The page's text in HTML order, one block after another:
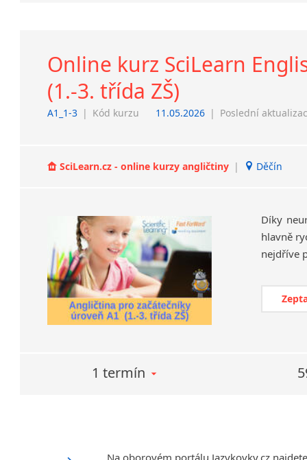
Online kurz SciLearn
(1.-3. třída ZŠ)
A1_1-3 | Kód kurzu 11.05.2026 | Poslední
SciLearn.cz - online kurzy angličtiny | Děčín
Díky
hlavně
1 termín
Na oborovém portálu Jazykovky.cz